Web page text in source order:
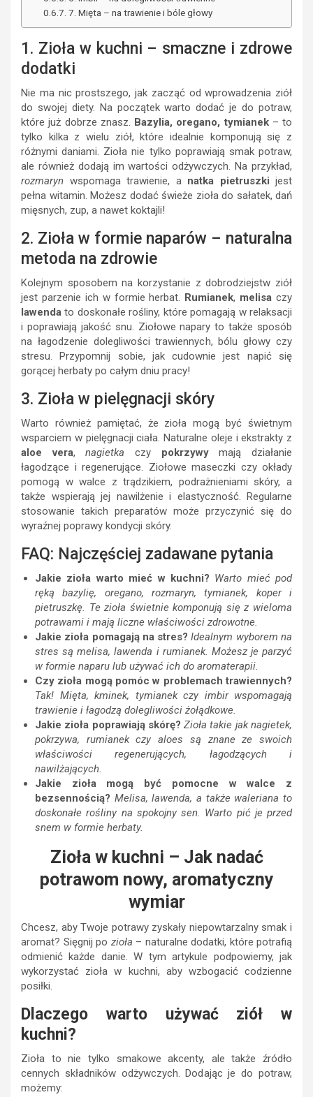
7. Mięta – na trawienie i bóle głowy
1. Zioła w kuchni – smaczne i zdrowe
dodatki
Nie ma nic prostszego, jak zacząć od wprowadzenia ziół
do swojej diety. Na początek warto dodać je do potraw,
które już dobrze znasz. Bazylia, oregano, tymianek– to
tylko kilka z wielu ziół, które idealnie komponują się z
różnymi daniami. Zioła nie tylko poprawiają smak potraw,
ale również dodają im wartości odżywczych. Na przykład,
rozmaryn wspomaga trawienie, a natka pietruszki jest
pełna witamin. Możesz dodać świeże zioła do sałatek, dań
mięsnych, zup, a nawet koktajli!
2. Zioła w formie naparów – naturalna
metoda na zdrowie
Kolejnym sposobem na korzystanie z dobrodziejstw ziół
jest parzenie ich w formie herbat. Rumianek, melisa czy
lawenda to doskonałe rośliny, które pomagają w relaksacji
i poprawiają jakość snu. Ziołowe napary to także sposób
na łagodzenie dolegliwości trawiennych, bólu głowy czy
stresu. Przypomnij sobie, jak cudownie jest napić się
gorącej herbaty po całym dniu pracy!
3. Zioła w pielęgnacji skóry
Warto również pamiętać, że zioła mogą być świetnym
wsparciem w pielęgnacji ciała. Naturalne oleje i ekstrakty z
aloe vera,nagietka czy pokrzywymają działanie
łagodzące i regenerujące. Ziołowe maseczki czy okłady
pomogą w walce z trądzikiem, podrażnieniami skóry, a
także wspierają jej nawilżenie i elastyczność. Regularne
stosowanie takich preparatów może przyczynić się do
wyraźnej poprawy kondycji skóry.
FAQ: Najczęściej zadawane pytania
Jakie zioła warto mieć w kuchni? Warto mieć pod
ręką bazylię, oregano, rozmaryn, tymianek, koper i
pietruszkę. Te zioła świetnie komponują się z wieloma
potrawami i mają liczne właściwości zdrowotne.
Jakie zioła pomagają na stres? Idealnym wyborem na
stres są melisa, lawenda i rumianek. Możesz je parzyć
w formie naparu lub używać ich do aromaterapii.
Czy zioła mogą pomóc w problemach trawiennych?
Tak! Mięta, kminek, tymianek czy imbir wspomagają
trawienie i łagodzą dolegliwości żołądkowe.
Jakie zioła poprawiają skórę? Zioła takie jak nagietek,
pokrzywa, rumianek czy aloes są znane ze swoich
właściwości regenerujących, łagodzących i
nawilżających.
Jakie zioła mogą być pomocne w walce z
bezsennością? Melisa, lawenda, a także waleriana to
doskonałe rośliny na spokojny sen. Warto pić je przed
snem w formie herbaty.
Zioła w kuchni – Jak nadać
potrawom nowy, aromatyczny
wymiar
Chcesz, aby Twoje potrawy zyskały niepowtarzalny smak i
aromat? Sięgnij po zioła – naturalne dodatki, które potrafią
odmienić każde danie. W tym artykule podpowiemy, jak
wykorzystać zioła w kuchni, aby wzbogacić codzienne
posiłki.
Dlaczego warto używać ziół w
kuchni?
Zioła to nie tylko smakowe akcenty, ale także źródło
cennych składników odżywczych. Dodając je do potraw,
możemy: